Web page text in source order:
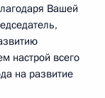
Вашей
настрой всего
на развитие